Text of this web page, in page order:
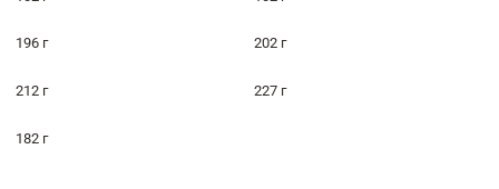
196 г 202 г
212 г 227 г
182 г